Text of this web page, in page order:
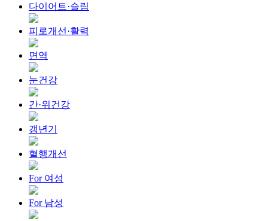
다이어트·슬림
피로개선·활력
면역
눈건강
간·위건강
갱년기
혈행개선
For 여성
For 남성